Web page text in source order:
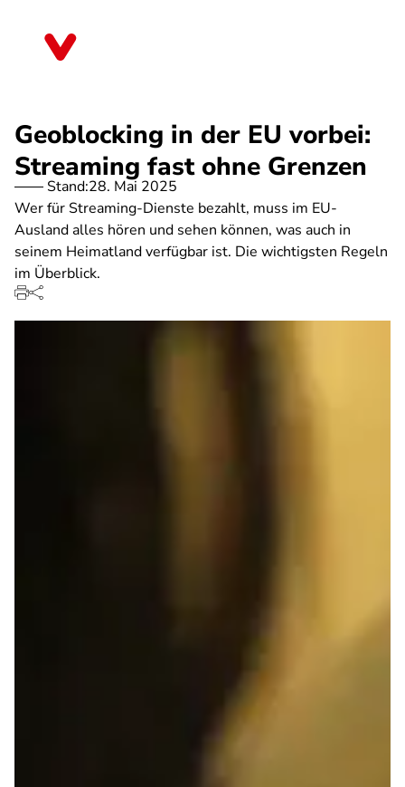
Geoblocking in der EU vorbei:
Streaming fast ohne Grenzen
Stand:28. Mai 2025
Wer für Streaming-Dienste bezahlt, muss im EU-
Ausland alles hören und sehen können, was auch in
seinem Heimatland verfügbar ist. Die wichtigsten Regeln
im Überblick.